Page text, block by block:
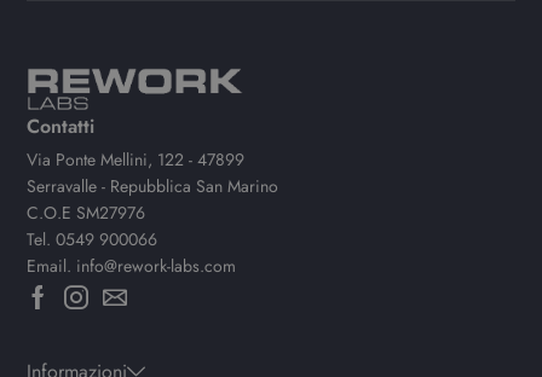
Contatti
Via Ponte Mellini, 122 - 47899
Serravalle - Repubblica San Marino
C.O.E SM27976
Tel.0549 900066
Email. info@rework-labs.com
Informazioni